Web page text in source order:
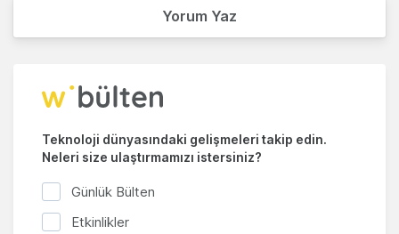
Yorum Yaz
Teknoloji dünyasındaki gelişmeleri takip edin.
Neleri size ulaştırmamızı istersiniz?
Günlük Bülten
Etkinlikler